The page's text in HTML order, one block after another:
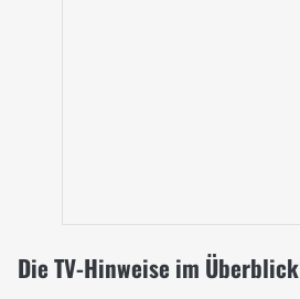
Die TV-Hinweise im Überblick